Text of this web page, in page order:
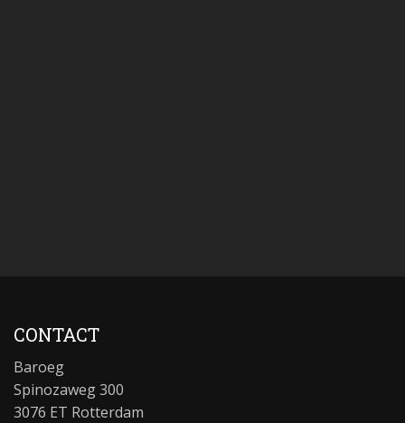
CONTACT
Baroeg
Spinozaweg 300
3076 ET Rotterdam